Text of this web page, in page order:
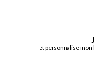
et personnalise mon